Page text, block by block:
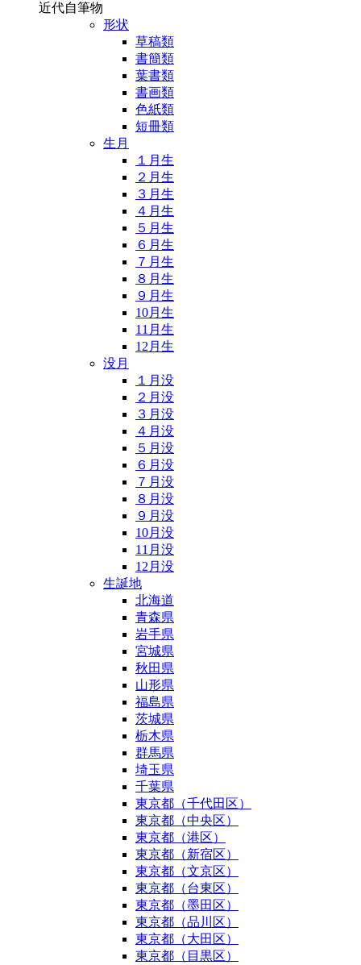
近代自筆物
形状
草稿類
書簡類
葉書類
書画類
色紙類
短冊類
生月
１月生
２月生
３月生
４月生
５月生
６月生
７月生
８月生
９月生
10月生
11月生
12月生
没月
１月没
２月没
３月没
４月没
５月没
６月没
７月没
８月没
９月没
10月没
11月没
12月没
生誕地
北海道
青森県
岩手県
宮城県
秋田県
山形県
福島県
茨城県
栃木県
群馬県
埼玉県
千葉県
東京都（千代田区）
東京都（中央区）
東京都（港区）
東京都（新宿区）
東京都（文京区）
東京都（台東区）
東京都（墨田区）
東京都（品川区）
東京都（大田区）
東京都（目黒区）